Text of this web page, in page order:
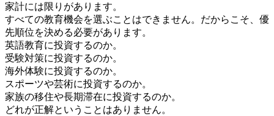
家計には限りがあります。
すべての教育機会を選ぶことはできません。だからこそ、優
先順位を決める必要があります。
英語教育に投資するのか。
受験対策に投資するのか。
海外体験に投資するのか。
スポーツや芸術に投資するのか。
家族の移住や長期滞在に投資するのか。
どれが正解ということはありません。